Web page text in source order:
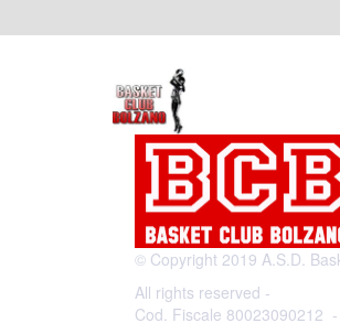
© Copyright 2019 A.S.D.
All rights reserved -
Cod. Fiscale 80023090212